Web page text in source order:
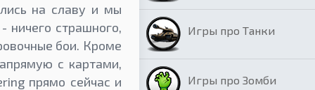
на славу и мы
ничего страшного,
бои. Кроме
с картами,
прямо сейчас и
Игры про Танки
Игры про Зомби